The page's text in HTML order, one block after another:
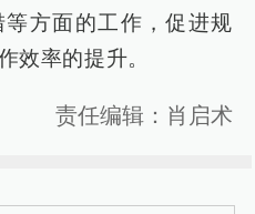
方面的工作，促进规
效率的提升。
责任编辑：肖启术